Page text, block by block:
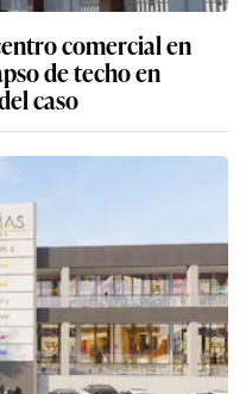
comercial en
de techo en
caso